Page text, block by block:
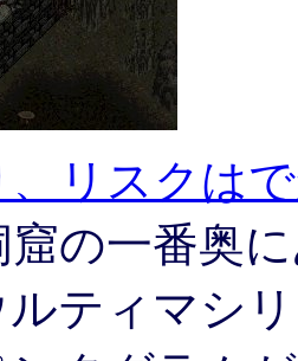
リスクは
窟の一番奥
ルティマシ